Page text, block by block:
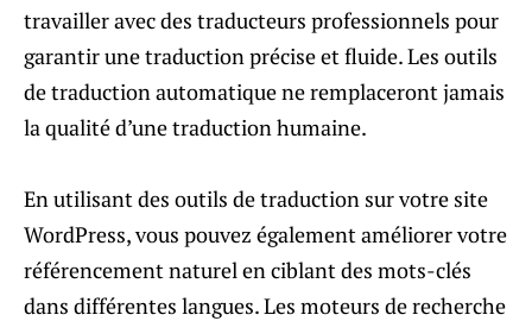
travailler avec des traducteurs professionnels pour
garantir une traduction précise et fluide. Les outils
de traduction automatique ne remplaceront jamais
la qualité d’une traduction humaine.
En utilisant des outils de traduction sur votre site
WordPress, vous pouvez également améliorer votre
référencement naturel en ciblant des mots-clés
dans différentes langues. Les moteurs de recherche